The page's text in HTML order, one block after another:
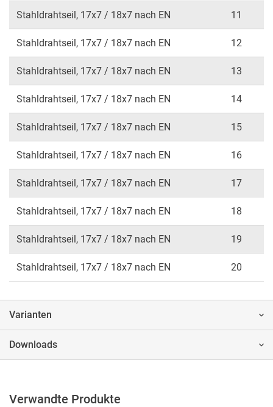
Stahldrahtseil, 17x7 / 18x7 nach EN 11
Stahldrahtseil, 17x7 / 18x7 nach EN 12
Stahldrahtseil, 17x7 / 18x7 nach EN 13
Stahldrahtseil, 17x7 / 18x7 nach EN 14
Stahldrahtseil, 17x7 / 18x7 nach EN 15
Stahldrahtseil, 17x7 / 18x7 nach EN 16
Stahldrahtseil, 17x7 / 18x7 nach EN 17
Stahldrahtseil, 17x7 / 18x7 nach EN 18
Stahldrahtseil, 17x7 / 18x7 nach EN 19
Stahldrahtseil, 17x7 / 18x7 nach EN 20
Varianten
Downloads
Verwandte Produkte